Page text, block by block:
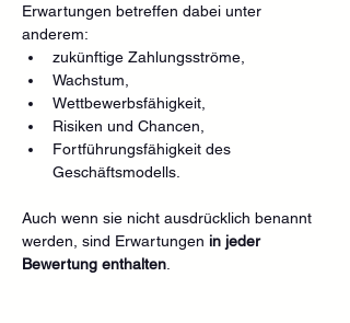
Erwartungen betreffen dabei unter
anderem:
zukünftige Zahlungsströme,
Wachstum,
Wettbewerbsfähigkeit,
Risiken und Chancen,
Fortführungsfähigkeit des
Geschäftsmodells.
Auch wenn sie nicht ausdrücklich benannt
werden, sind Erwartungen in jeder
Bewertung enthalten